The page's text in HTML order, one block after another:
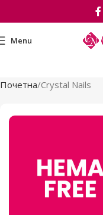
Menu
Почетна Crystal Nails